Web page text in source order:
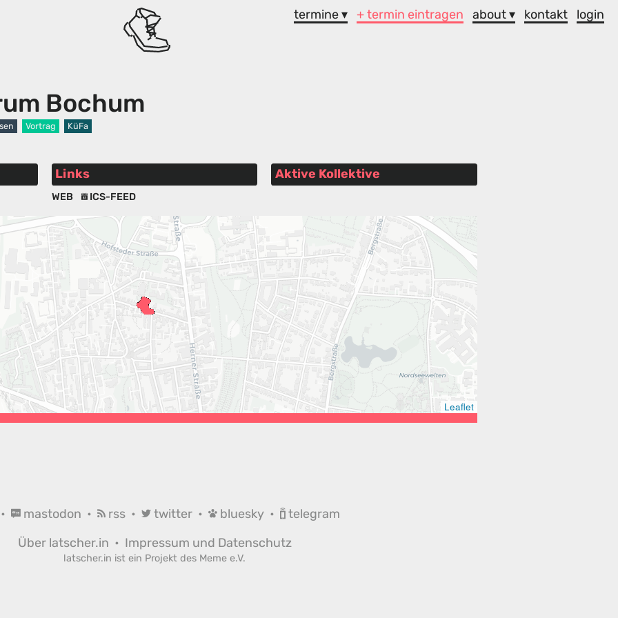
termine ▾ + termin eintragen about ▾ kontakt login
Bochum
Vortrag KüFa
Links
WEB ICS-FEED
Aktive Kollektive
Leaflet
mastodon • rss • twitter • bluesky •
telegram
Über latscher.in • Impressum und Datenschutz
latscher.in ist ein Projekt des Meme e.V.